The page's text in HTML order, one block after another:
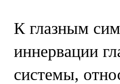
К глазным
иннервации
системы,